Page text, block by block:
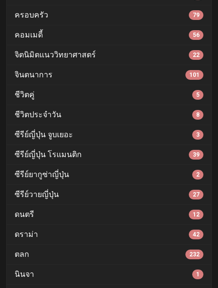
ครอบครัว 79
คอมเมดี้ 56
จิตนิมิตแนววิทยาศาสตร์ 22
จินตนาการ 101
ชีวิตคู่ 5
ชีวิตประจำวัน 8
ซีรีย์ญี่ปุ่น จูบเยอะ 3
ซีรีย์ญี่ปุ่น โรแมนติก 39
ซีรีย์ยากูซ่าญี่ปุ่น 2
ซีรีย์วายญี่ปุ่น 27
ดนตรี 12
ดราม่า 42
ตลก 232
นินจา 1